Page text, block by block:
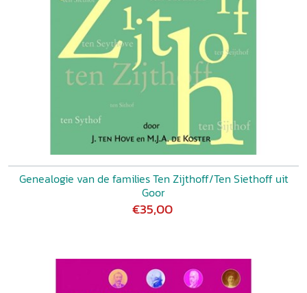
Genealogie van de families Ten Zijthoff/Ten Siethoff uit
Goor
€35,00